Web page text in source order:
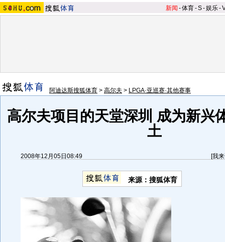
新闻 -体育-S-娱乐-
阿迪达斯搜狐体育 > 高尔夫 > LPGA·亚巡赛·其他赛事
高尔夫项目的天堂深圳 成为新兴
土
2008年12月05日08:49 [我
来源：搜狐体育